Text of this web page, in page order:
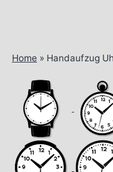
Home » Handaufzug